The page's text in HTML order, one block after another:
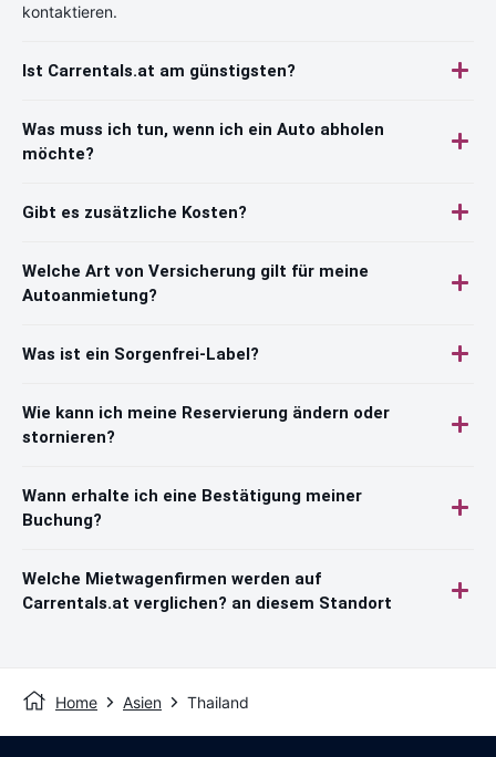
kontaktieren.
Ist Carrentals.at am günstigsten?
Was muss ich tun, wenn ich ein Auto abholen
möchte?
Gibt es zusätzliche Kosten?
Welche Art von Versicherung gilt für meine
Autoanmietung?
Was ist ein Sorgenfrei-Label?
Wie kann ich meine Reservierung ändern oder
stornieren?
Wann erhalte ich eine Bestätigung meiner
Buchung?
Welche Mietwagenfirmen werden auf
Carrentals.at verglichen? an diesem Standort
Home Asien Thailand